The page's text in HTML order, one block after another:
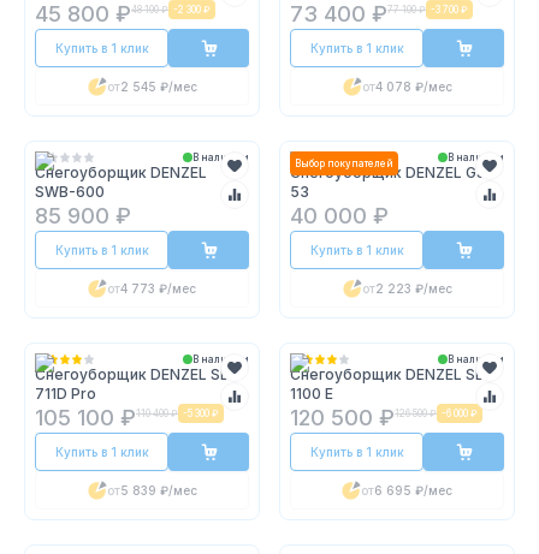
45 800 ₽48 100 ₽ -2 300 ₽
Купить в 1 клик
от2 545 ₽/мес
73 400 ₽77 100 ₽ -3 700 ₽
Купить в 1 клик
от4 078 ₽/мес
В наличии
Снегоуборщик DENZEL
SWB-600
85 900 ₽
Купить в 1 клик
от4 773 ₽/мес
Выбор покупателей В наличии
Снегоуборщик DENZEL GSB-
53
40 000 ₽
Купить в 1 клик
от2 223 ₽/мес
В наличии
Снегоуборщик DENZEL SBL
711D Pro
105 100 ₽110 400 ₽ -5 300 ₽
Купить в 1 клик
от5 839 ₽/мес
В наличии
Снегоуборщик DENZEL SB
1100 E
120 500 ₽126 500 ₽ -6 000 ₽
Купить в 1 клик
от6 695 ₽/мес